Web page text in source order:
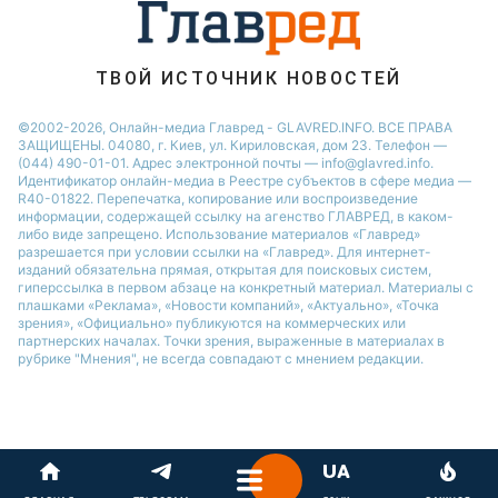
Виталий Козловский
ТВОЙ ИСТОЧНИК НОВОСТЕЙ
©2002-2026, Онлайн-медиа Главред - GLAVRED.INFO. ВСЕ ПРАВА
ЗАЩИЩЕНЫ. 04080, г. Киев, ул. Кириловская, дом 23. Телефон —
(044) 490-01-01. Адрес электронной почты — info@glavred.info.
Идентификатор онлайн-медиа в Реестре cубъектов в сфере медиа —
R40-01822. Перепечатка, копирование или воспроизведение
информации, содержащей ссылку на агенство ГЛАВРЕД, в каком-
либо виде запрещено. Использование материалов «Главред»
разрешается при условии ссылки на «Главред». Для интернет-
изданий обязательна прямая, открытая для поисковых систем,
гиперссылка в первом абзаце на конкретный материал. Материалы с
плашками «Реклама», «Новости компаний», «Актуально», «Точка
зрения», «Официально» публикуются на коммерческих или
партнерских началах. Точки зрения, выраженные в материалах в
рубрике "Мнения", не всегда совпадают с мнением редакции.